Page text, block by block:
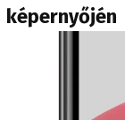
képernyőjén